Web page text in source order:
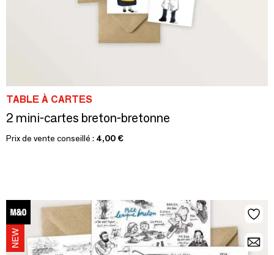
TABLE À CARTES
2 mini-cartes breton-bretonne
Prix de vente conseillé : 4,00 €